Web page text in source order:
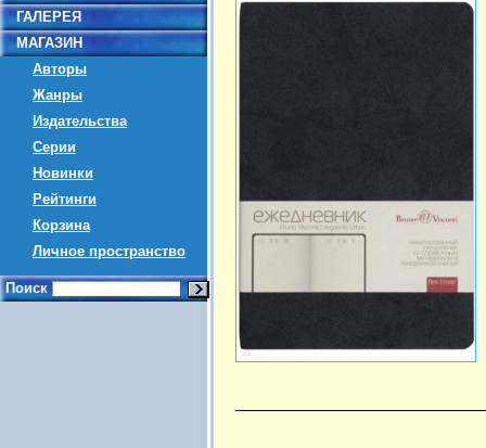
ГАЛЕРЕЯ
МАГАЗИН
Авторы
Жанры
Издательства
Серии
Новинки
Рейтинги
Корзина
Личное пространство
Поиск